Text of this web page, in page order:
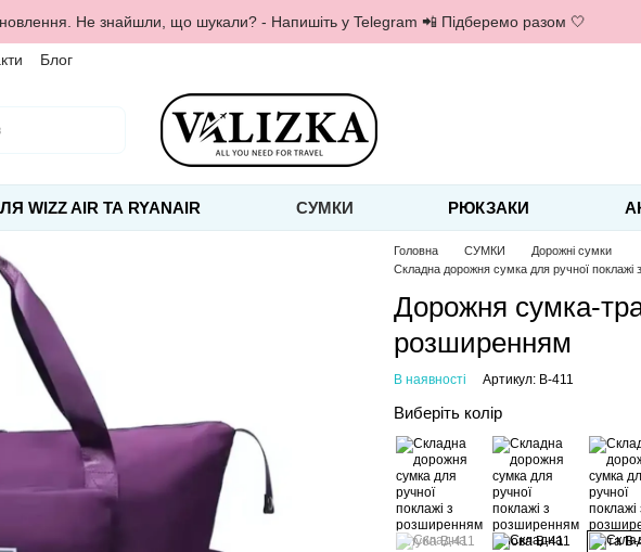
Не знайшли, що шукали? - Напишіть у Telegram 📲 Підберемо разом 🤍
Блог
WIZZ AIR ТА RYANAIR СУМКИ РЮКЗАКИ
Головна СУМКИ
Дорожні сумки
Складна дорожня сумка для ручної
Дорожня сумка-
розширенням
В наявності Артикул: B-411
Виберіть колір